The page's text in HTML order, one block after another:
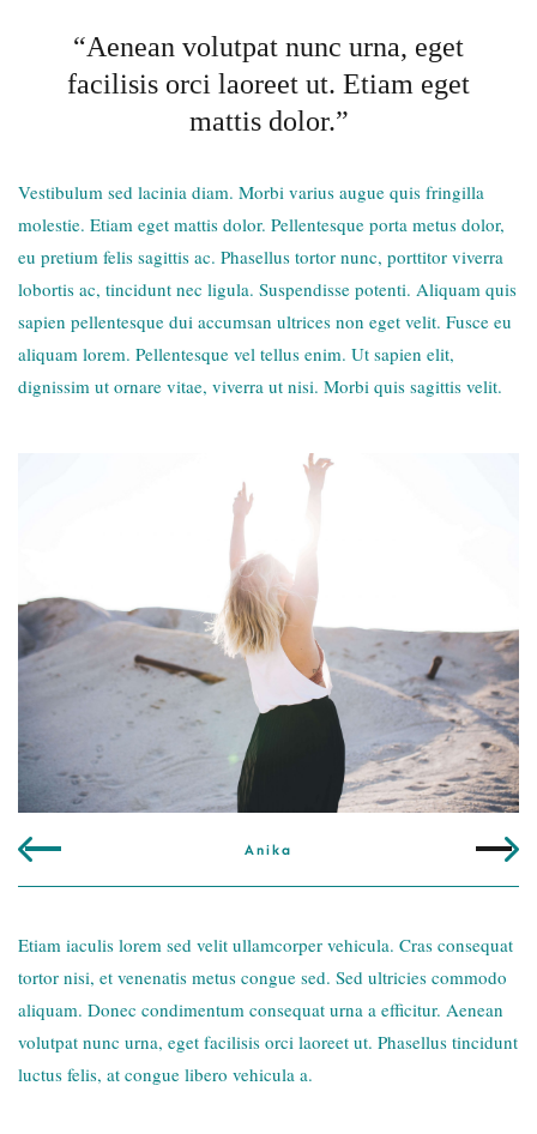
“Aenean volutpat nunc urna, eget
facilisis orci laoreet ut. Etiam eget
mattis dolor.”
Vestibulum sed lacinia diam. Morbi varius augue quis fringilla
molestie. Etiam eget mattis dolor. Pellentesque porta metus dolor,
eu pretium felis sagittis ac. Phasellus tortor nunc, porttitor viverra
lobortis ac, tincidunt nec ligula. Suspendisse potenti. Aliquam quis
sapien pellentesque dui accumsan ultrices non eget velit. Fusce eu
aliquam lorem. Pellentesque vel tellus enim. Ut sapien elit,
dignissim ut ornare vitae, viverra ut nisi. Morbi quis sagittis velit.
Anika
Etiam iaculis lorem sed velit ullamcorper vehicula. Cras consequat
tortor nisi, et venenatis metus congue sed. Sed ultricies commodo
aliquam. Donec condimentum consequat urna a efficitur. Aenean
volutpat nunc urna, eget facilisis orci laoreet ut. Phasellus tincidunt
luctus felis, at congue libero vehicula a.